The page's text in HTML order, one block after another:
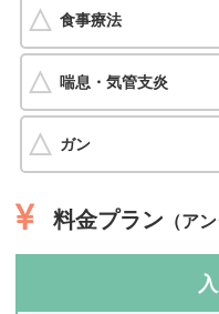
食事療法
喘息・気管支炎
ガン
料金プラン （ア